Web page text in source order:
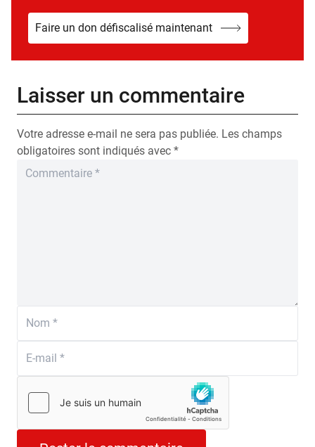
Faire un don défiscalisé maintenant
Laisser un commentaire
Votre adresse e-mail ne sera pas publiée. Les champs
obligatoires sont indiqués avec *